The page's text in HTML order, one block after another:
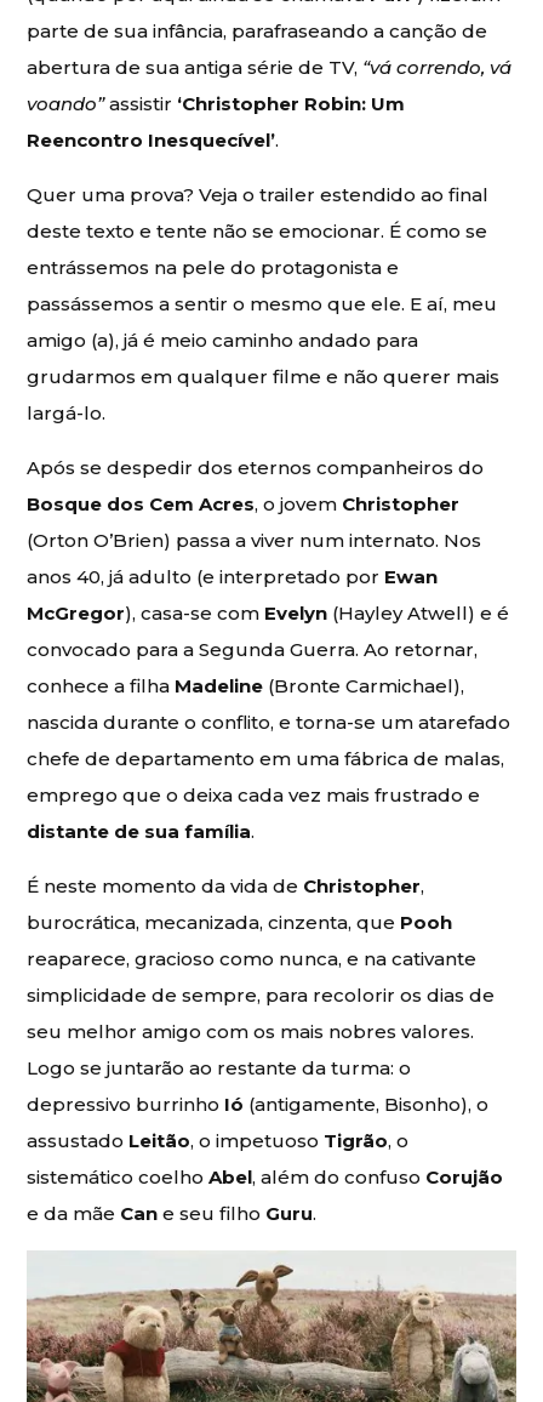
parte de sua infância, parafraseando a canção de
abertura de sua antiga série de TV, “vá correndo, vá
voando”assistir ‘Christopher Robin: Um
Reencontro Inesquecível’.
Quer uma prova? Veja o trailer estendido ao final
deste texto e tente não se emocionar. É como se
entrássemos na pele do protagonista e
passássemos a sentir o mesmo que ele. E aí, meu
amigo (a), já é meio caminho andado para
grudarmos em qualquer filme e não querer mais
largá-lo.
Após se despedir dos eternos companheiros do
Bosque dos Cem Acres, o jovem Christopher
(Orton O’Brien) passa a viver num internato. Nos
anos 40, já adulto (e interpretado por Ewan
McGregor), casa-se com Evelyn (Hayley Atwell) e é
convocado para a Segunda Guerra. Ao retornar,
conhece a filha Madeline (Bronte Carmichael),
nascida durante o conflito, e torna-se um atarefado
chefe de departamento em uma fábrica de malas,
emprego que o deixa cada vez mais frustrado e
distante de sua família.
É neste momento da vida de Christopher,
burocrática, mecanizada, cinzenta, que Pooh
reaparece, gracioso como nunca, e na cativante
simplicidade de sempre, para recolorir os dias de
seu melhor amigo com os mais nobres valores.
Logo se juntarão ao restante da turma: o
depressivo burrinho Ió (antigamente, Bisonho), o
assustado Leitão, o impetuoso Tigrão, o
sistemático coelho Abel, além do confuso Corujão
e da mãe Can e seu filho Guru.